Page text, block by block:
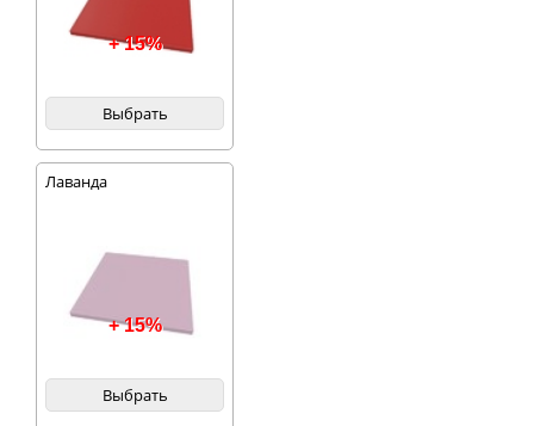
+ 15%
Выбрать
Лаванда
+ 15%
Выбрать